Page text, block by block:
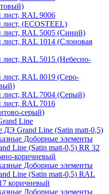
RAL 9006
(ECOSTEEL)
лист, RAL 5005 (Синий)
RAL 1014 (Слоновая
RAL 5015 (Небесно-
RAL 8019 (Серо-
лист, RAL 7004 (Серый)
RAL 7016
серый)
Line
ДЭ Grand Line (Satin matt-0,5)
Доборные элементы
Line (Satin matt-0,5) RR 32
коричневый
Доборные элементы
Line (Satin matt-0,5) RAL
коричневый
Доборные элементы